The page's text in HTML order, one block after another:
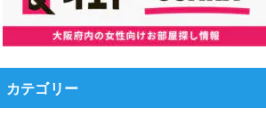
カテゴリー